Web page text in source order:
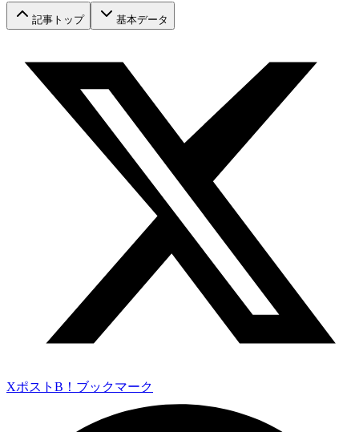
記事トップ 基本データ
Xポスト B！ブックマーク